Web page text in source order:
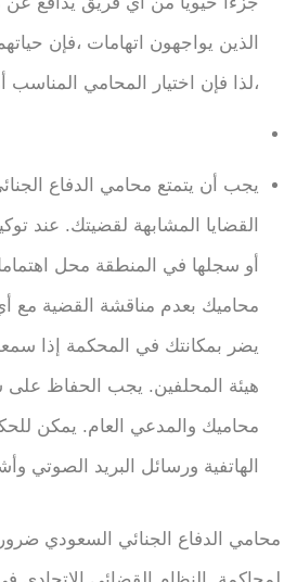
الذين يواجهون اتهامات ،فإن
،لذا فإن اختيار المحامي المناسب
يجب أن يتمتع محامي الدفاع
القضايا المشابهة لقضيتك. عند
أو سجلها في المنطقة محل
محاميك بعدم مناقشة القضية
يضر بمكانتك في المحكمة إذا
هيئة المحلفين. يجب الحفاظ على
محاميك والمدعي العام. يمكن
الهاتفية ورسائل البريد الصوتي
محامي الدفاع الجنائي السعودي